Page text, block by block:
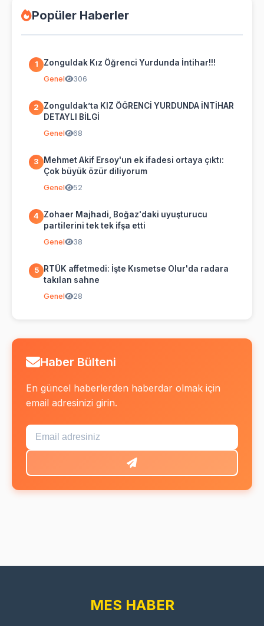
Popüler Haberler
1 Zonguldak Kız Öğrenci Yurdunda İntihar!!!
Genel 306
2
Zonguldak’ta KIZ ÖĞRENCİ YURDUNDA İNTİHAR
DETAYLI BİLGİ
Genel 68
3
Mehmet Akif Ersoy'un ek ifadesi ortaya çıktı:
Çok büyük özür diliyorum
Genel 52
4
Zohaer Majhadi, Boğaz'daki uyuşturucu
partilerini tek tek ifşa etti
Genel 38
5
RTÜK affetmedi: İşte Kısmetse Olur'da radara
takılan sahne
Genel 28
Haber Bülteni
En güncel haberlerden haberdar olmak için
email adresinizi girin.
MES HABER